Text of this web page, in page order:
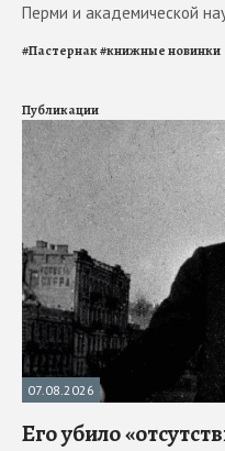
Перми и академической
#Пастернак#книжные новинки
Публикации
07.08.2026
Его убило